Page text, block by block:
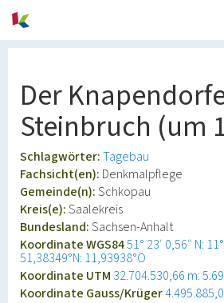
Der
Steinbruch (um
Schlagwörter:Tagebau
Fachsicht(en): Denkmalpflege
Gemeinde(n):Schkopau
Kreis(e):Saalekreis
Bundesland:Sachsen-Anhalt
Koordinate WGS8451° 23′ 0,56″ N:
51,38349°N: 11,93938°O
Koordinate UTM 32.704.530,66 m:
Koordinate Gauss/Krüger